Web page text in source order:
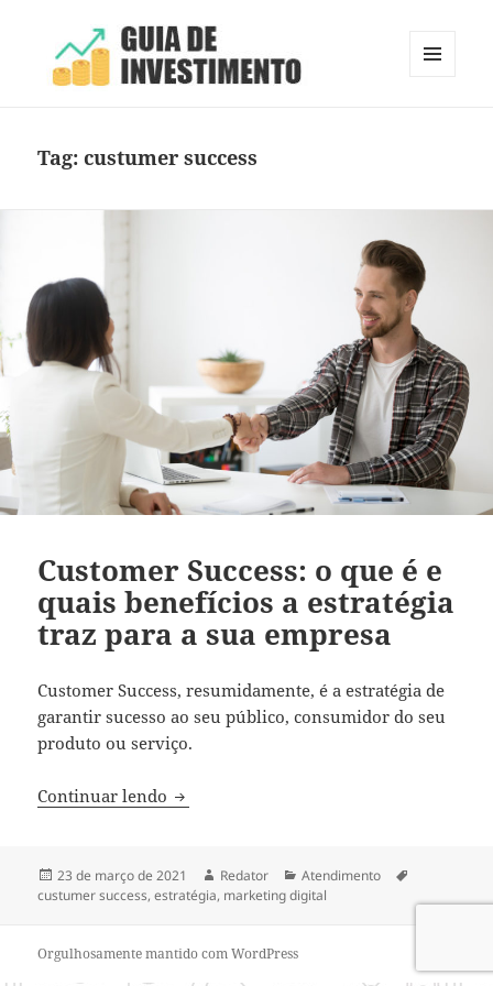
Tag:custumer success
Customer Success: o que é e
quais benefícios a estratégia
traz para a sua empresa
Customer Success, resumidamente, é a estratégia de
garantir sucesso ao seu público, consumidor do seu
produto ou serviço.
Continuar lendo Customer Success: o que é e quais
Publicado
em
23 de março de 2021 Autor
Redator Categorias
Atendimento
custumer success,estratégia, marketing digital
Orgulhosamente mantido com WordPress